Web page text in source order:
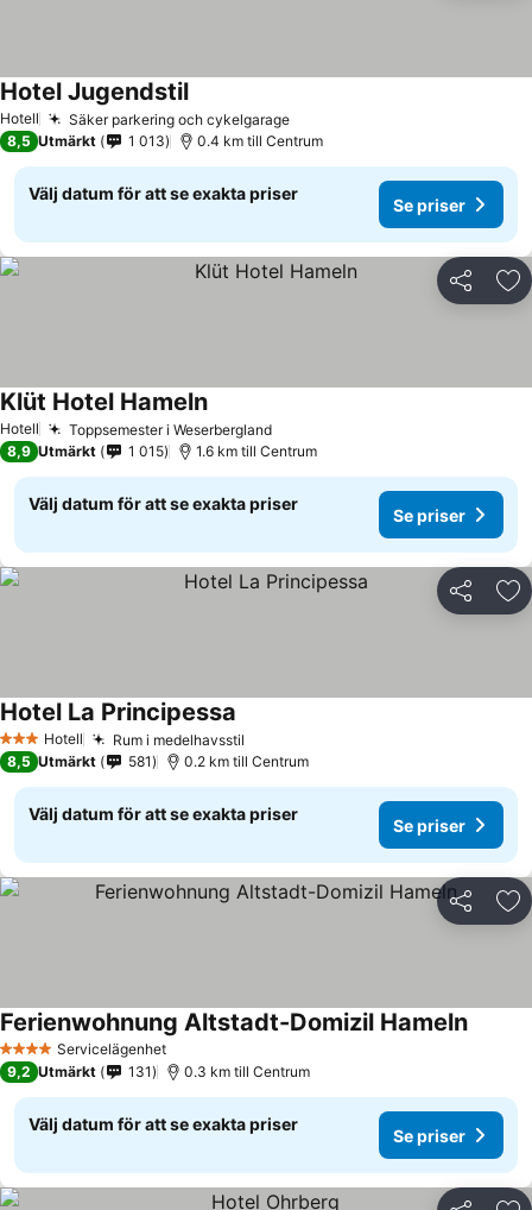
Hotell Säker parkering och cykelgarageSe priser
Hotel JugendstilSe priser
8,5 Utmärkt 1 013 0.4 km till Centrum
Välj datum för att se exakta priser
Se priser
Dela
Hotell Toppsemester i WeserberglandSe priser
Klüt Hotel HamelnSe priser
8,9 Utmärkt 1 015 1.6 km till Centrum
Välj datum för att se exakta priser
Se priser
Dela
3 StjärnorHotell Rum i medelhavsstil
Hotel La Principessa
8,5 Utmärkt 581 0.2 km till Centrum
Välj datum för att se exakta priser
Se priser
Dela
4 StjärnorServicelägenhet
Ferienwohnung Altstadt-Domizil HamelnSe
9,2 Utmärkt 131 0.3 km till Centrum
Välj datum för att se exakta priser
Se priser